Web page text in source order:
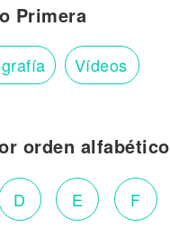
Primera
Vídeos
orden alfabético
D E F